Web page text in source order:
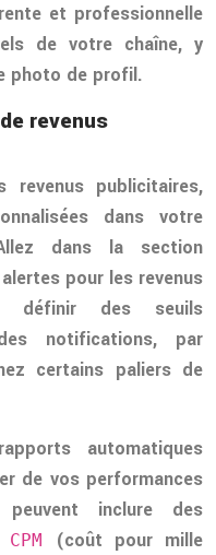
et professionnelle
de votre chaîne, y
photo de profil.
revenus
revenus publicitaires,
dans votre
dans la section
pour les revenus
définir des seuils
notifications, par
certains paliers de
automatiques
de vos performances
inclure des
CPM
(coût pour mille